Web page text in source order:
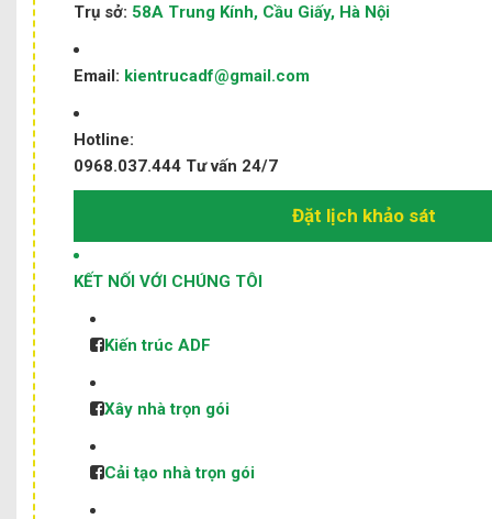
Trụ sở: 58A Trung Kính, Cầu Giấy, Hà Nội
Email: kientrucadf@gmail.com
Hotline:
0968.037.444 Tư vấn 24/7
Đặt lịch khảo sát
KẾT NỐI VỚI CHÚNG TÔI
Kiến trúc ADF
Xây nhà trọn gói
Cải tạo nhà trọn gói